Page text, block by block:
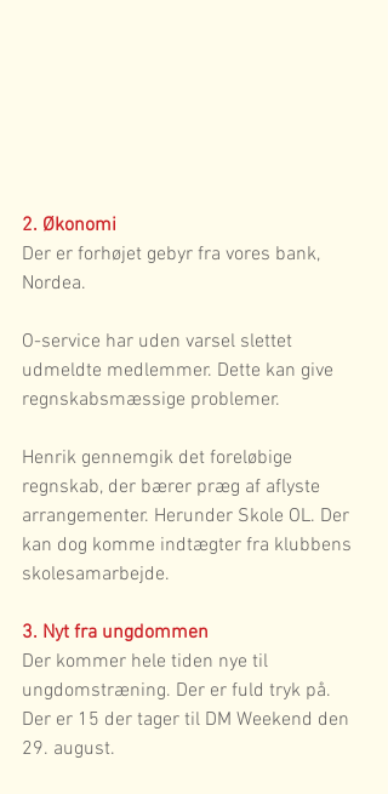
2. Økonomi
Der er forhøjet gebyr fra vores bank,
Nordea.
O-service har uden varsel slettet
udmeldte medlemmer. Dette kan give
regnskabsmæssige problemer.
Henrik gennemgik det foreløbige
regnskab, der bærer præg af aflyste
arrangementer. Herunder Skole OL. Der
kan dog komme indtægter fra klubbens
skolesamarbejde.
3. Nyt fra ungdommen
Der kommer hele tiden nye til
ungdomstræning. Der er fuld tryk på.
Der er 15 der tager til DM Weekend den
29. august.